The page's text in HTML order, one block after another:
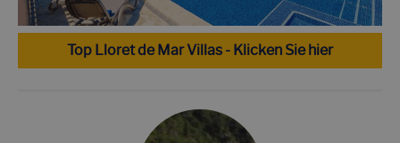
Top Lloret de Mar Villas - Klicken Sie hier